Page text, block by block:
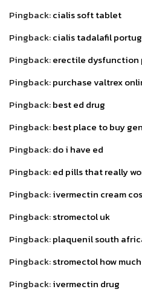
Pingback:cialis soft tablet
Pingback:cialis tadalafil
Pingback:erectile dysfunction
Pingback:purchase valtrex
Pingback:best ed drug
Pingback:best place to buy
Pingback:do i have ed
Pingback:ed pills that really
Pingback:ivermectin cream
Pingback:stromectol uk
Pingback:plaquenil south
Pingback:stromectol how
Pingback:ivermectin drug